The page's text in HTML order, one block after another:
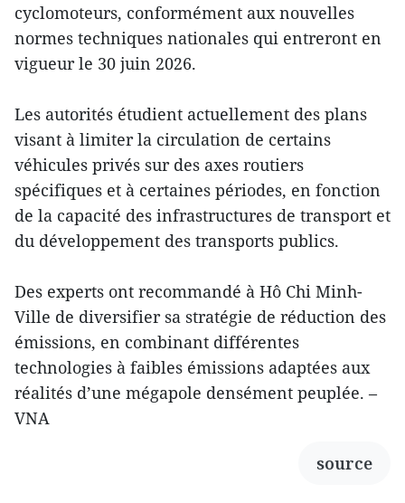
cyclomoteurs, conformément aux nouvelles
normes techniques nationales qui entreront en
vigueur le 30 juin 2026.
Les autorités étudient actuellement des plans
visant à limiter la circulation de certains
véhicules privés sur des axes routiers
spécifiques et à certaines périodes, en fonction
de la capacité des infrastructures de transport et
du développement des transports publics.
Des experts ont recommandé à Hô Chi Minh-
Ville de diversifier sa stratégie de réduction des
émissions, en combinant différentes
technologies à faibles émissions adaptées aux
réalités d’une mégapole densément peuplée. –
VNA
source